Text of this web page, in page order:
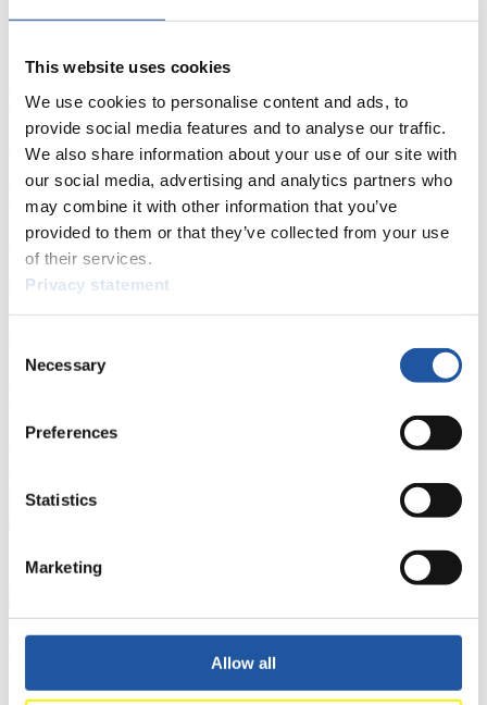
This website uses cookies
We use cookies to personalise content and ads, to
provide social media features and to analyse our traffic.
We also share information about your use of our site with
our social media, advertising and analytics partners who
may combine it with other information that you’ve
provided to them or that they’ve collected from your use
of their services.
Privacy statement
Selection
Necessary
Preferences
Statistics
Marketing
Allow all
Cheftrainer Norbert Loch hielt in per Video auf dem Laufenden.
News
AlleAllgemeinKunstbahn RodelnAlpin Rodeln
Rennkalender
Kunstbahn RodelnAlpin RodelnRennkalender als PDF
Ergebnisse
Live Streaming
Live Streaming Alpin
Tippspiel
Zielgruppen Anzeigen
Für Presse- und Medienvertreter
Hier finden Sie Informationen für Presse- und Medienvertreter. Sie